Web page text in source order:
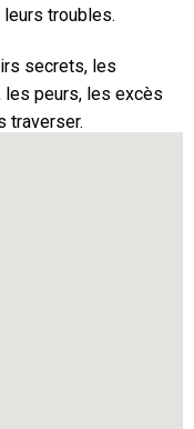
troubles.
secrets, les
les peurs, les excès
traverser.
amoureux que nous